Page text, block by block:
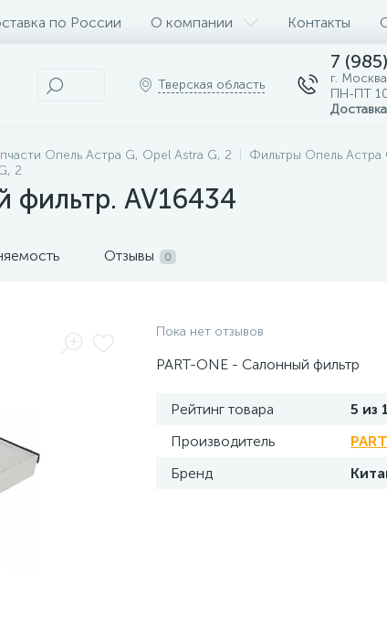
по России О компании Контакты
Тверская область
7
г.
ПН-ПТ
Опель Астра G, Opel Astra G, 2
Фильтры Опель Астра
2
фильтр. AV16434
Отзывы 0
Пока нет отзывов
PART-ONE - Салонный фильтр
Рейтинг товара
5 из
Производитель
Бренд